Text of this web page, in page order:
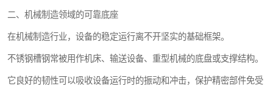
二、机械制造领域的可靠底座
在机械制造行业，设备的稳定运行离不开坚实的基础框架。
不锈钢槽钢常被用作机床、输送设备、重型机械的底盘或支撑结构。
它良好的韧性可以吸收设备运行时的振动和冲击，保护精密部件免受